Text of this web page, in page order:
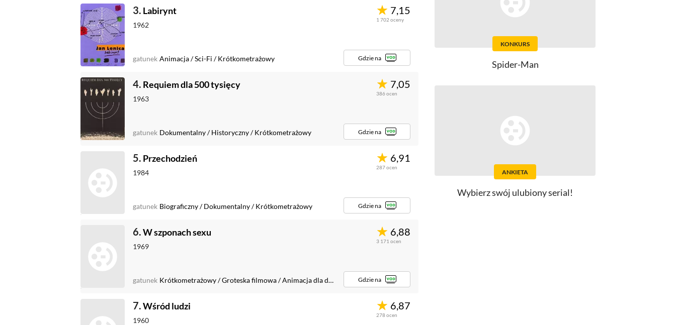
3. Labirynt
1962
7,15
1 702 oceny
gatunek Animacja/Sci-Fi /Krótkometrażowy Gdzie na
4. Requiem dla 500 tysięcy
1963
7,05
386ocen
gatunek Dokumentalny/Historyczny/Krótkometrażowy Gdzie na
5. Przechodzień
1984
6,91
287ocen
gatunek Biograficzny/Dokumentalny/Krótkometrażowy Gdzie na
6.W szponach sexu
1969
6,88
3 171 ocen
gatunek Krótkometrażowy/Groteska filmowa/Animacja dla dorosłych Gdzie na
7.Wśród ludzi
1960
6,87
278ocen
KONKURS
Spider-Man
ANKIETA
Wybierz swój ulubiony serial!